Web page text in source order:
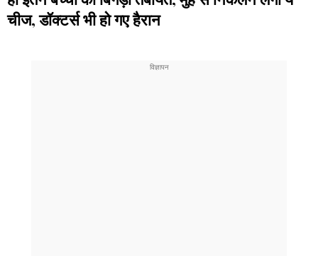
चीज, डॉक्टर्स भी हो गए हैरान